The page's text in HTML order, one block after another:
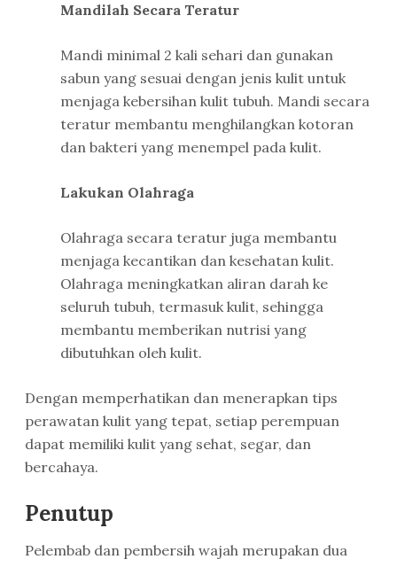
Mandilah Secara Teratur
Mandi minimal 2 kali sehari dan gunakan
sabun yang sesuai dengan jenis kulit untuk
menjaga kebersihan kulit tubuh. Mandi secara
teratur membantu menghilangkan kotoran
dan bakteri yang menempel pada kulit.
Lakukan Olahraga
Olahraga secara teratur juga membantu
menjaga kecantikan dan kesehatan kulit.
Olahraga meningkatkan aliran darah ke
seluruh tubuh, termasuk kulit, sehingga
membantu memberikan nutrisi yang
dibutuhkan oleh kulit.
Dengan memperhatikan dan menerapkan tips
perawatan kulit yang tepat, setiap perempuan
dapat memiliki kulit yang sehat, segar, dan
bercahaya.
Penutup
Pelembab dan pembersih wajah merupakan dua